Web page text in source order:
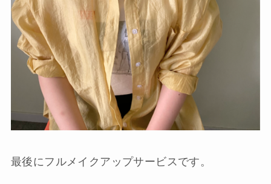
最後にフルメイクアップサービスです。